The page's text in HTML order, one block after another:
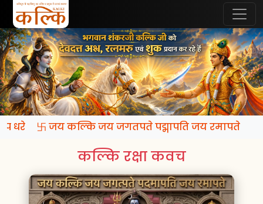
धरे 卐 जय कल्कि जय जगतपते पद्मापति जय रमापते
कल्कि रक्षा कवच